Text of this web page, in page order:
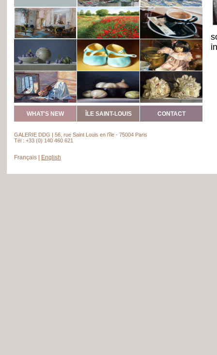
WHAT'S NEW ÎLE SAINT-LOUIS CONTACT
GALERIE DDG | 56, rue Saint Louis en l’île - 75004 Paris
Tél : +33 (0) 140 460 621
Français English